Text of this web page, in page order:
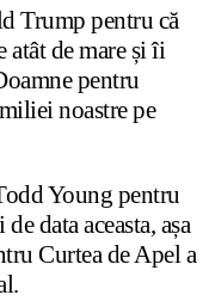
Trump pentru că
de mare și îi
pentru
noastre pe
Young pentru
data aceasta, așa
Curtea de Apel a